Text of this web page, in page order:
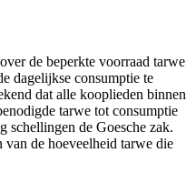
de beperkte voorraad tarwe
dagelijkse consumptie te
dat alle kooplieden binnen
tarwe tot consumptie
schellingen de Goesche zak.
de hoeveelheid tarwe die